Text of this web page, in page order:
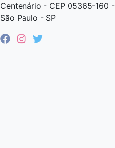
Centenário - CEP 05365-160 -
São Paulo - SP